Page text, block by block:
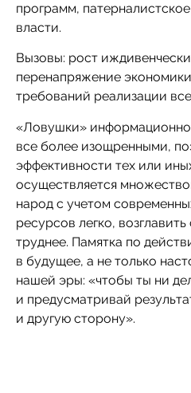
программ,
власти.
Вызовы: рост
перенапряжение
требований реализации
«Ловушки»
все более изощренными,
эффективности тех или
осуществляется
народ с учетом
ресурсов легко,
труднее. Памятка по
в будущее, а не только
нашей эры: «чтобы ты ни
и предусматривай
и другую сторону».